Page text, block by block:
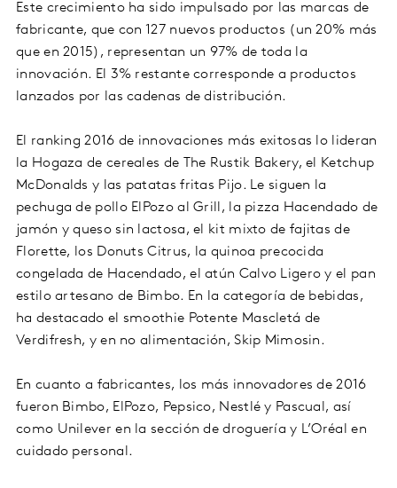
Este crecimiento ha sido impulsado por las marcas de
fabricante, que con 127 nuevos productos (un 20% más
que en 2015), representan un 97% de toda la
innovación. El 3% restante corresponde a productos
lanzados por las cadenas de distribución.
El ranking 2016 de innovaciones más exitosas lo lideran
la Hogaza de cereales de The Rustik Bakery, el Ketchup
McDonalds y las patatas fritas Pijo. Le siguen la
pechuga de pollo ElPozo al Grill, la pizza Hacendado de
jamón y queso sin lactosa, el kit mixto de fajitas de
Florette, los Donuts Citrus, la quinoa precocida
congelada de Hacendado, el atún Calvo Ligero y el pan
estilo artesano de Bimbo. En la categoría de bebidas,
ha destacado el smoothie Potente Mascletá de
Verdifresh, y en no alimentación, Skip Mimosin.
En cuanto a fabricantes, los más innovadores de 2016
fueron Bimbo, ElPozo, Pepsico, Nestlé y Pascual, así
como Unilever en la sección de droguería y L’Oréal en
cuidado personal.